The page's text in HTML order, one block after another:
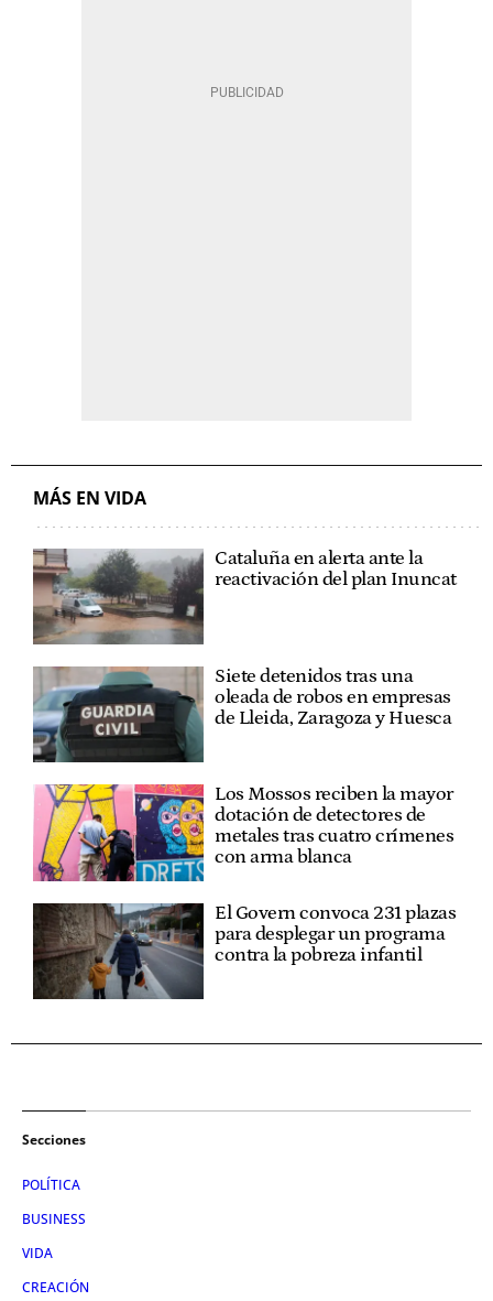
MÁS EN VIDA
Cataluña en alerta ante la
reactivación del plan Inuncat
Siete detenidos tras una
oleada de robos en empresas
de Lleida, Zaragoza y Huesca
Los Mossos reciben la mayor
dotación de detectores de
metales tras cuatro crímenes
con arma blanca
El Govern convoca 231 plazas
para desplegar un programa
contra la pobreza infantil
Secciones
POLÍTICA
BUSINESS
VIDA
CREACIÓN